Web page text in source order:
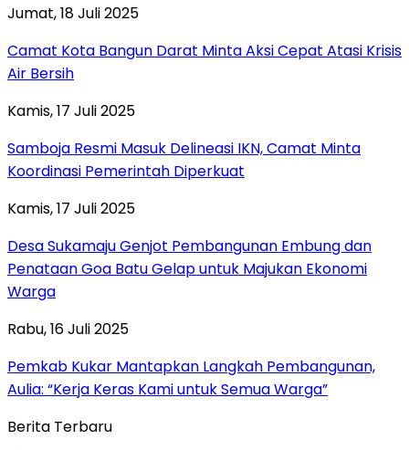
Jumat, 18 Juli 2025
Camat Kota Bangun Darat Minta Aksi Cepat Atasi Krisis
Air Bersih
Kamis, 17 Juli 2025
Samboja Resmi Masuk Delineasi IKN, Camat Minta
Koordinasi Pemerintah Diperkuat
Kamis, 17 Juli 2025
Desa Sukamaju Genjot Pembangunan Embung dan
Penataan Goa Batu Gelap untuk Majukan Ekonomi
Warga
Rabu, 16 Juli 2025
Pemkab Kukar Mantapkan Langkah Pembangunan,
Aulia: “Kerja Keras Kami untuk Semua Warga”
Berita Terbaru